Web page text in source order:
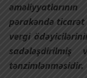
pərakəndə ticarət
vergi
sadələşdirilmiş
tənzimlənməsidir.